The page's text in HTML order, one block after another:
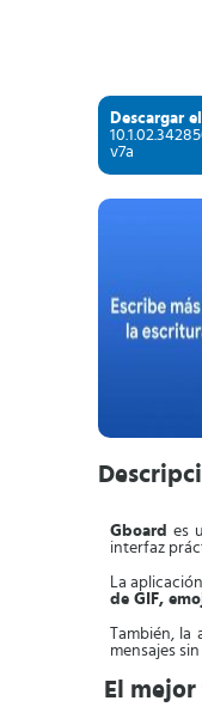
Descargar
v7a
Gboardes
interfaz
La
de GIF,
También,
mensajes
El